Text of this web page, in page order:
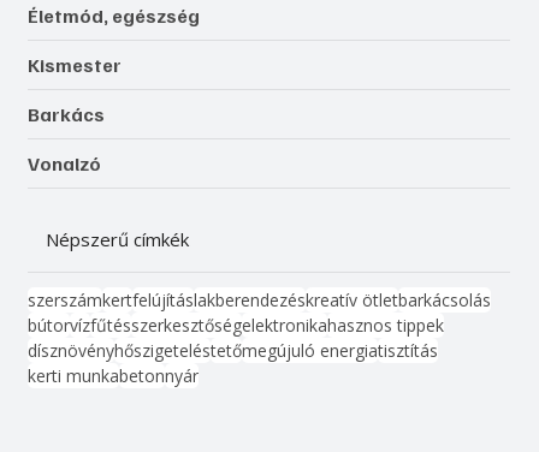
Életmód, egészség
Kismester
Barkács
Vonalzó
Népszerű címkék
szerszámkertfelújításlakberendezéskreatív ötletbarkácsolás
bútorvízfűtésszerkesztőségelektronikahasznos tippek
dísznövényhőszigeteléstetőmegújuló energiatisztítás
kerti munkabetonnyár